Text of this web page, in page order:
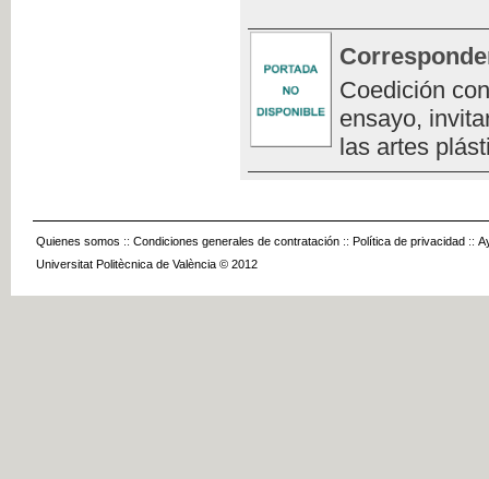
Coedición
ensayo,
las artes
Quienes somos :: Condiciones generales de contratación :: Política de privacidad ::
Universitat Politècnica de València © 2012